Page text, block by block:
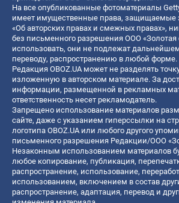
На все опубликованные фотоматериалы
имеет имущественные права, защищаемые
«Об авторских правах и смежных правах»,
без письменного разрешения ООО «Золотая
использовать, они не подлежат
переводу, распространению в любой форме.
Редакция OBOZ.UA может не разделять
изложенную в авторском материале. За
информации, размещенной в рекламных
ответственность несет рекламодатель.
Запрещено использование материалов
сайте, даже с указанием гиперссылки на
логотипа OBOZ.UA или любого другого
письменного разрешения Редакции/ООО
Незаконным использованием материалов
любое копирование, публикация,
распространение, использование,
использованием, включением в состав
распространение, адаптация, перевод и